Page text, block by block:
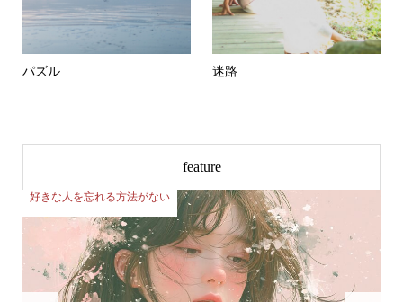
パズル 迷路
feature
好きな人を忘れる方法がない